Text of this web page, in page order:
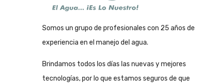
Somos un grupo de profesionales con 25 años de
experiencia en el manejo del agua.
Brindamos todos los días las nuevas y mejores
tecnologías, por lo que estamos seguros de que